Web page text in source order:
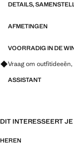
DETAILS,
AFMETINGEN
VOORRADIG IN DE
Vraag om
ASSISTANT
DIT INTERESSEERT
HEREN